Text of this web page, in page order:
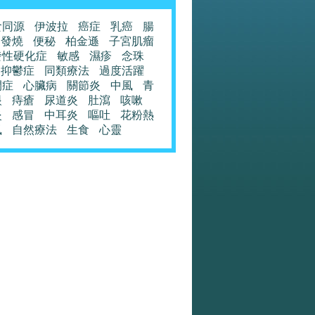
源 伊波拉 癌症 乳癌
腸
發燒
便秘 柏金遜
子宮肌瘤
硬化症
敏感 濕疹
念珠
抑鬱症
同類療法
過度活躍
心臟病 關節炎 中風
青
痔瘡 尿道炎 肚瀉
咳嗽
感冒 中耳炎 嘔吐
花粉熱
自然療法 生食 心靈